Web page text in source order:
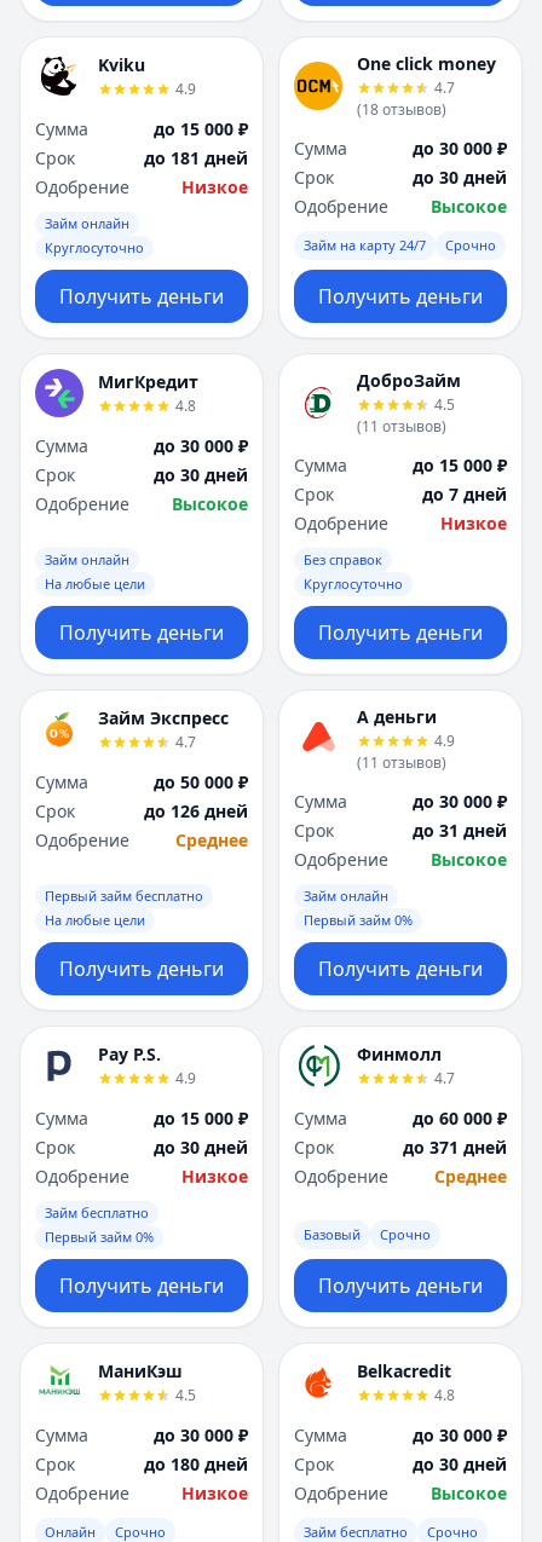
Kviku
4.9
Сумма
до 15 000 ₽
Срок
до 181 дней
Одобрение
Низкое
Займ онлайн
Круглосуточно
Получить деньги
One click money
4.7
(18отзывов)
Сумма
до 30 000 ₽
Срок
до 30 дней
Одобрение
Высокое
Займ на карту 24/7 Срочно
Получить деньги
МигКредит
4.8
Сумма
до 30 000 ₽
Срок
до 30 дней
Одобрение
Высокое
Займ онлайн
На любые цели
Получить деньги
ДоброЗайм
4.5
(11 отзывов)
Сумма
до 15 000 ₽
Срок
до 7 дней
Одобрение
Низкое
Без справок
Круглосуточно
Получить деньги
Займ Экспресс
4.7
Сумма
до 50 000 ₽
Срок
до 126 дней
Одобрение
Среднее
Первый займ бесплатно
На любые цели
Получить деньги
А деньги
4.9
(11 отзывов)
Сумма
до 30 000 ₽
Срок
до 31 дней
Одобрение
Высокое
Займ онлайн
Первый займ 0%
Получить деньги
Pay P.S.
4.9
Сумма
до 15 000 ₽
Срок
до 30 дней
Одобрение
Низкое
Займ бесплатно
Первый займ 0%
Получить деньги
Финмолл
4.7
Сумма
до 60 000 ₽
Срок
до 371 дней
Одобрение
Среднее
Базовый Срочно
Получить деньги
МаниКэш
4.5
Сумма
до 30 000 ₽
Срок
до 180 дней
Одобрение
Низкое
Онлайн Срочно
Belkacredit
4.8
Сумма
до 30 000 ₽
Срок
до 30 дней
Одобрение
Высокое
Займ бесплатно Срочно